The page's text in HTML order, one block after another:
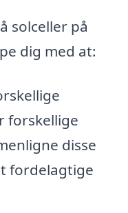
solceller på
dig med at:
forskellige
disse
fordelagtige